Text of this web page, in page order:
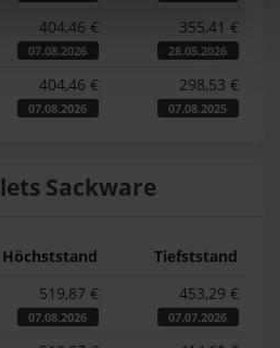
404,46 €
07.08.2026
355,41 €
28.05.2026
404,46 €
07.08.2026
298,53 €
07.08.2025
Sackware
Höchststand
Tiefststand
519,87 €
07.08.2026
453,29 €
07.07.2026